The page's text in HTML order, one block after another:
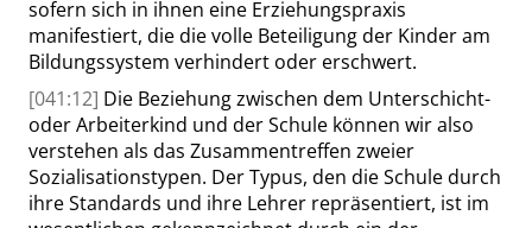
sofern sich in ihnen eine Erziehungspraxis
manifestiert, die die volle Beteiligung der Kinder am
Bildungssystem verhindert oder erschwert.
[041:12] Die Beziehung zwischen dem Unterschicht-
oder Arbeiterkind und der Schule können wir also
verstehen als das Zusammentreffen zweier
Sozialisationstypen. Der Typus, den die Schule durch
ihre Standards und ihre Lehrer repräsentiert, ist im